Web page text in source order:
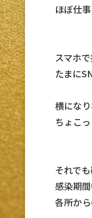
ほぼ仕事
スマホ
たまに
横にな
ちょこ
それでも
感染期間
各所か